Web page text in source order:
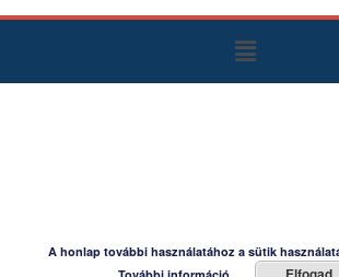
A honlap további használatához a sütik